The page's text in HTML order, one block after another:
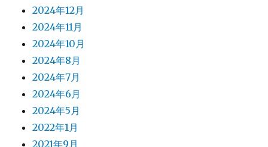
2024年12月
2024年11月
2024年10月
2024年8月
2024年7月
2024年6月
2024年5月
2022年1月
2021年9月